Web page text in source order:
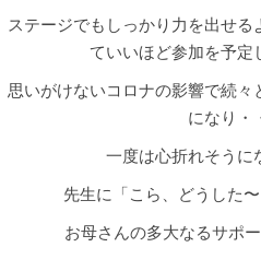
ステージでもしっかり力を出せ
ていいほど参加を予定
思いがけないコロナの影響で続
になり・
一度は心折れそうに
先生に「こら、どうした
お母さんの多大なるサポ